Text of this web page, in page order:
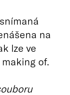
na
lze ve
of.